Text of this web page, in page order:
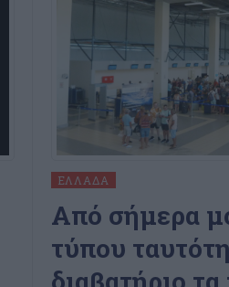
ΕΛΛΆΔΑ
Από σήμερα
τύπου